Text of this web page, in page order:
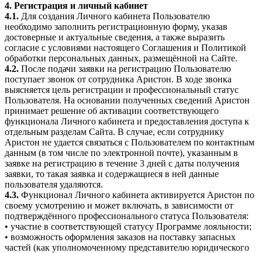
4. Регистрация и личный кабинет
4.1. Для создания Личного кабинета Пользователю
необходимо заполнить регистрационную форму, указав
достоверные и актуальные сведения, а также выразить
согласие с условиями настоящего Соглашения и Политикой
обработки персональных данных, размещённой на Сайте.
4.2. После подачи заявки на регистрацию Пользователю
поступает звонок от сотрудника Аристон. В ходе звонка
выясняется цель регистрации и профессиональный статус
Пользователя. На основании полученных сведений Аристон
принимает решение об активации соответствующего
функционала Личного кабинета и предоставления доступа к
отдельным разделам Сайта. В случае, если сотруднику
Аристон не удается связаться с Пользователем по контактным
данным (в том числе по электронной почте), указанным в
заявке на регистрацию в течение 3 дней с даты получения
заявки, то такая заявка и содержащиеся в ней данные
пользователя удаляются.
4.3. Функционал Личного кабинета активируется Аристон по
своему усмотрению и может включать, в зависимости от
подтверждённого профессионального статуса Пользователя:
• участие в соответствующей статусу Программе лояльности;
• возможность оформления заказов на поставку запасных
частей (как уполномоченному представителю юридического